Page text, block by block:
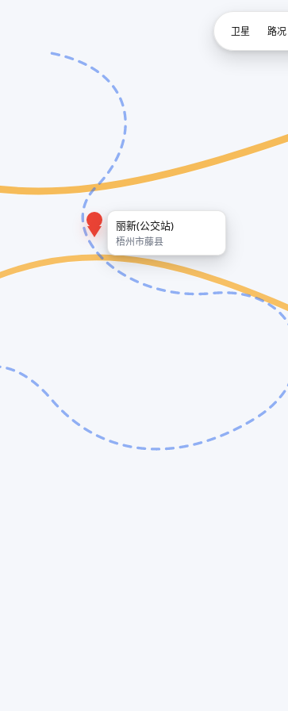
丽新(公交站)
梧州市藤县
卫星 路况